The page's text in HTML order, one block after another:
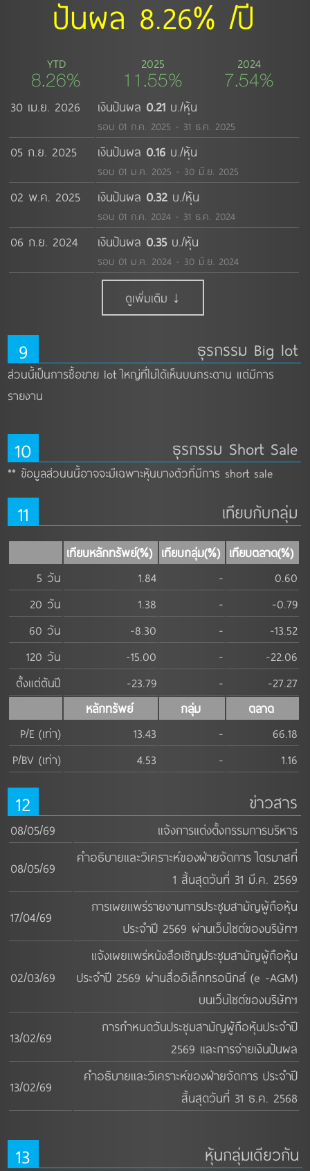
ปันผล 8.26% /ปี
YTD
8.26%
2025
11.55%
2024
7.54%
30 เม.ย. 2026 เงินปันผล 0.21 บ./หุ้น
รอบ 01 ก.ค. 2025 - 31 ธ.ค. 2025
05 ก.ย. 2025 เงินปันผล 0.16 บ./หุ้น
รอบ 01 ม.ค. 2025 - 30 มิ.ย. 2025
02 พ.ค. 2025 เงินปันผล 0.32 บ./หุ้น
รอบ 01 ก.ค. 2024 - 31 ธ.ค. 2024
06 ก.ย. 2024 เงินปันผล 0.35บ./หุ้น
รอบ 01 ม.ค. 2024 - 30 มิ.ย. 2024
ดูเพิ่มเติม ↓
9 ธุรกรรม Big lot
ส่วนนี้เป็นการซื้อขาย lot ใหญ่ที่ไม่ได้เห็นบนกระดาน แต่มีการ
รายงาน
10 ธุรกรรม Short Sale
** ข้อมูลส่วนนนี้อาจจะมีเฉพาะหุ้นบางตัวที่มีการ short sale
11 เทียบกับกลุ่ม
เทียบหลักทรัพย์(%) เทียบกลุ่ม(%) เทียบตลาด(%)
5 วัน
1.84 -
0.60
20 วัน
1.38 -
-0.79
60 วัน
-8.30 -
-13.52
120 วัน
-15.00 -
-22.06
ตั้งแต่ต้นปี
-23.79 -
-27.27
หลักทรัพย์
กลุ่ม
ตลาด
P/E (เท่า)
13.43 -
66.18
P/BV (เท่า)
4.53 - 1.16
12 ข่าวสาร
08/05/69 แจ้งการแต่งตั้งกรรมการบริหาร
08/05/69
คำอธิบายและวิเคราะห์ของฝ่ายจัดการ ไตรมาสที่
1 สิ้นสุดวันที่ 31 มี.ค. 2569
17/04/69
การเผยแพร่รายงานการประชุมสามัญผู้ถือหุ้น
ประจำปี 2569 ผ่านเว็บไซต์ของบริษัทฯ
02/03/69
แจ้งเผยแพร่หนังสือเชิญประชุมสามัญผู้ถือหุ้น
ประจำปี 2569 ผ่านสื่ออิเล็กทรอนิกส์ (e -AGM)
บนเว็บไซต์ของบริษัทฯ
13/02/69
การกำหนดวันประชุมสามัญผู้ถือหุ้นประจำปี
2569 และการจ่ายเงินปันผล
13/02/69
คำอธิบายและวิเคราะห์ของฝ่ายจัดการ ประจำปี
สิ้นสุดวันที่ 31 ธ.ค. 2568
13 หุ้นกลุ่มเดียวกัน